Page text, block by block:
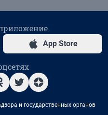
App Store
и государственных органов